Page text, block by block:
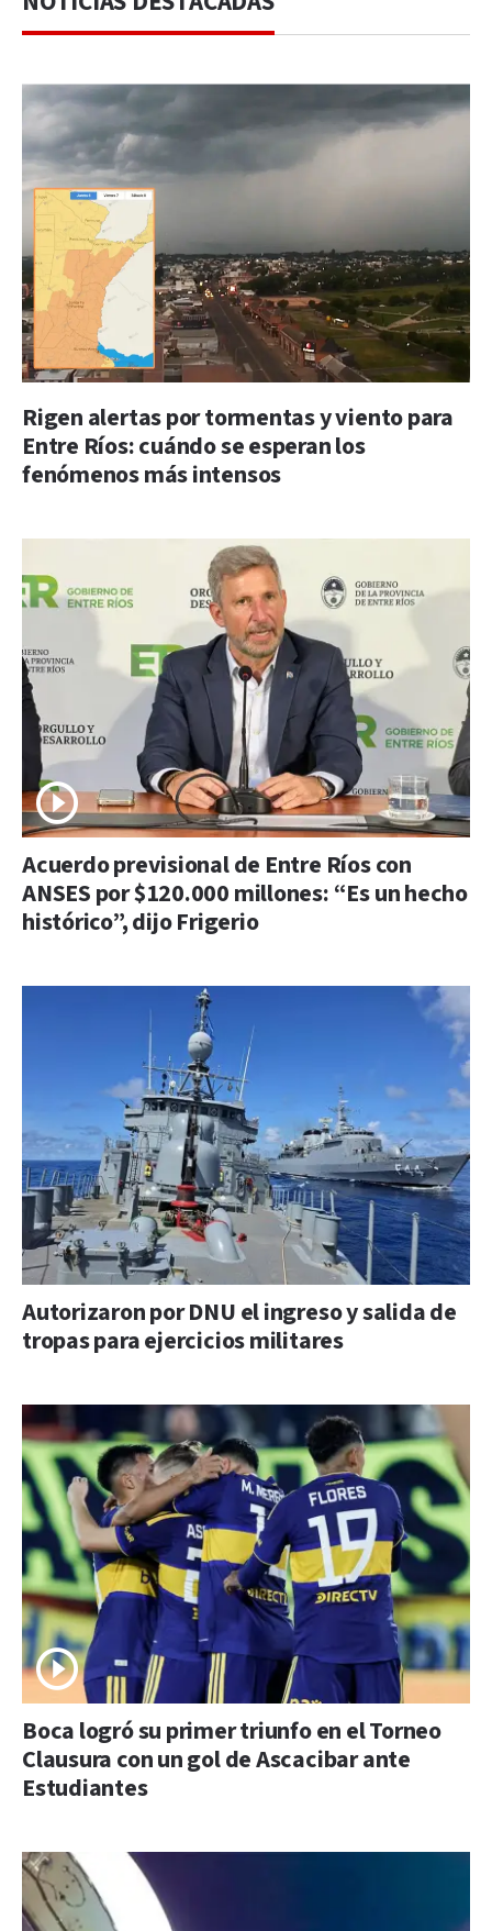
Rigen alertas por tormentas y viento para
Entre Ríos: cuándo se esperan los
fenómenos más intensos
Acuerdo previsional de Entre Ríos con
ANSES por $120.000 millones: “Es un hecho
histórico”, dijo Frigerio
Autorizaron por DNU el ingreso y salida de
tropas para ejercicios militares
Boca logró su primer triunfo en el Torneo
Clausura con un gol de Ascacibar ante
Estudiantes